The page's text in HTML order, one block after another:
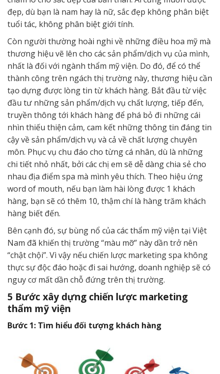
đẹp, dù bạn là nam hay là nữ, sắc đẹp không phân biệt
tuổi tác, không phân biệt giới tính.
Còn người thường hoài nghi về những điều hoa mỹ mà
thương hiệu vẽ lên cho các sản phẩm/dịch vụ của mình,
nhất là đối với ngành thẩm mỹ viện. Do đó, để có thể
thành công trên ngách thị trường này, thương hiệu cần
tạo dựng được lòng tin từ khách hàng. Bắt đầu từ việc
đầu tư những sản phẩm/dịch vụ chất lượng, tiếp đến,
truyền thông tới khách hàng để phá bỏ đi những cái
nhìn thiếu thiện cảm, cam kết những thông tin đáng tin
cậy về sản phẩm/dịch vụ và cả về chất lượng chuyên
môn. Phục vụ chu đáo cho từng cá nhân, dù là những
chi tiết nhỏ nhất, bởi các chị em sẽ dễ dàng chia sẻ cho
nhau địa điểm spa mà mình yêu thích. Theo hiệu ứng
word of mouth, nếu bạn làm hài lòng được 1 khách
hàng, bạn sẽ có thêm 10, thậm chí là hàng trăm khách
hàng biết đến.
Bên cạnh đó, sự bùng nổ của các thẩm mỹ viện tại Việt
Nam đã khiến thị trường “màu mỡ” này dần trở nên
“chật chội”. Vì vậy nếu chiến lược marketing spa không
thực sự độc đáo hoặc đi sai hướng, doanh nghiệp sẽ có
nguy cơ mất dần chỗ đứng trên thị trường.
5 Bước xây dựng chiến lược marketing
thẩm mỹ viện
Bước 1: Tìm hiểu đối tượng khách hàng